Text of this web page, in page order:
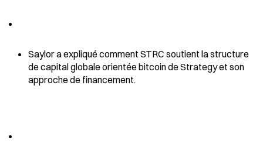
Saylor a expliqué comment STRC soutient la structure
de capital globale orientée bitcoin de Strategy et son
approche de financement.